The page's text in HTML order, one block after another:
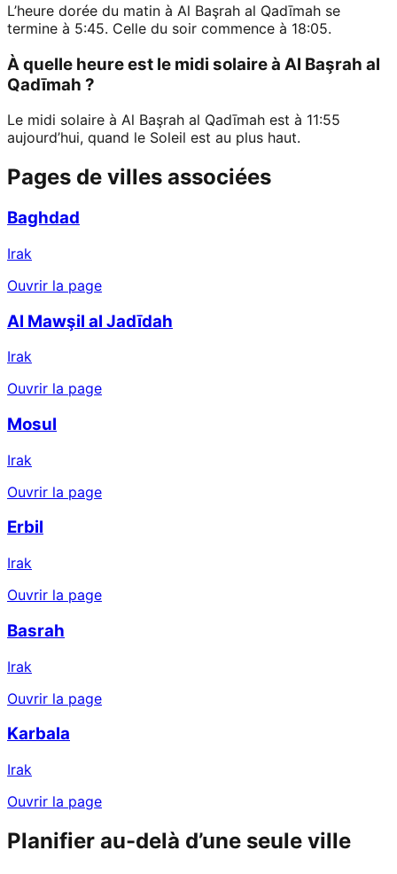
L’heure dorée du matin à Al Başrah al Qadīmah se
termine à 5:45. Celle du soir commence à 18:05.
À quelle heure est le midi solaire à Al Başrah al
Qadīmah ?
Le midi solaire à Al Başrah al Qadīmah est à 11:55
aujourd’hui, quand le Soleil est au plus haut.
Pages de villes associées
Baghdad
Irak
Ouvrir la page
Al Mawşil al Jadīdah
Irak
Ouvrir la page
Mosul
Irak
Ouvrir la page
Erbil
Irak
Ouvrir la page
Basrah
Irak
Ouvrir la page
Karbala
Irak
Ouvrir la page
Planifier au-delà d’une seule ville